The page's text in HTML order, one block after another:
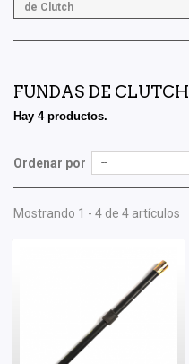
de Clutch
FUNDAS DE CLUTCH
Hay 4 productos.
Ordenar por --
Mostrando 1 - 4 de 4 artículos